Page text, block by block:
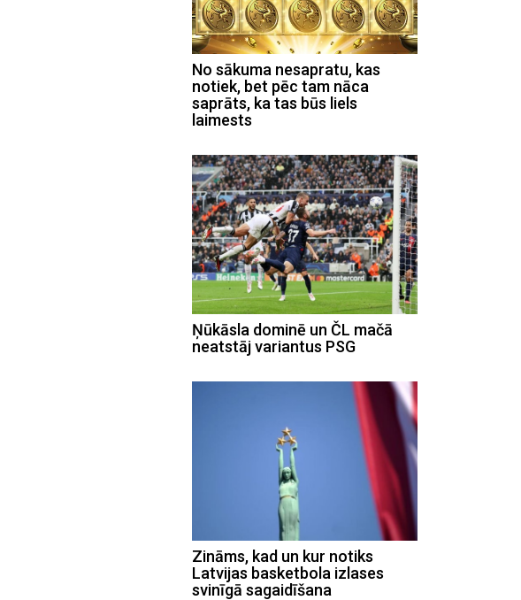
No sākuma nesapratu, kas
notiek, bet pēc tam nāca
saprāts, ka tas būs liels
laimests
Ņūkāsla dominē un ČL mačā
neatstāj variantus PSG
Zināms, kad un kur notiks
Latvijas basketbola izlases
svinīgā sagaidīšana